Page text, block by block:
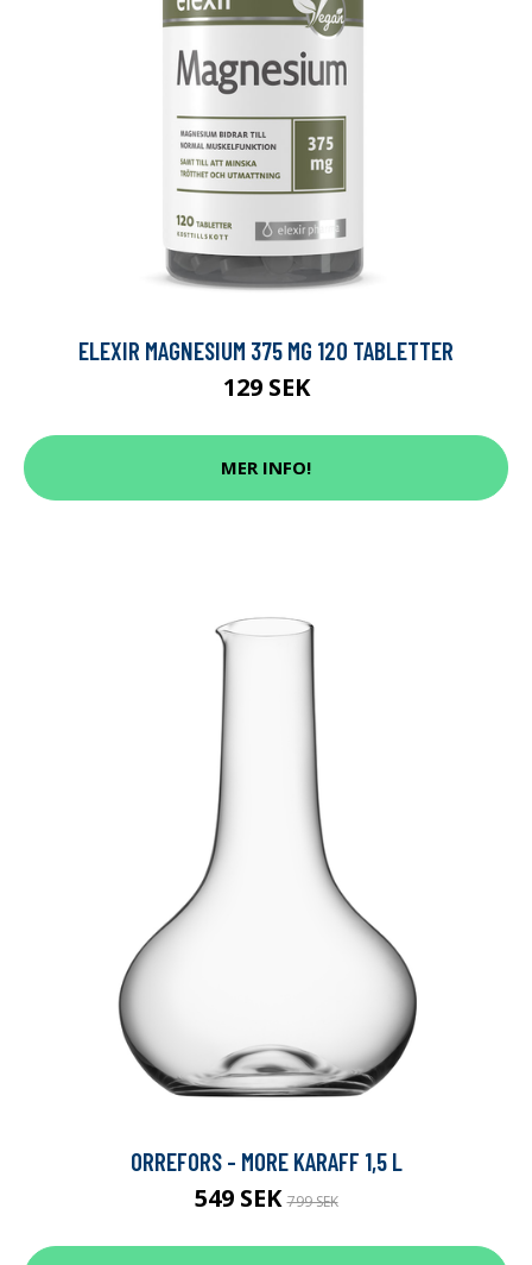
ELEXIR MAGNESIUM 375 MG 120 TABLETTER
129 SEK
MER INFO!
ORREFORS - MORE KARAFF 1,5 L
549 SEK799 SEK